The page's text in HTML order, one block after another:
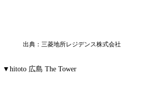
出典：三菱地所レジデンス株式会社
▼hitoto 広島 The Tower